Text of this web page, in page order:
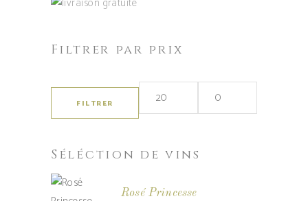
Filtrer par prix
Prix
Prix
FILTRER
Séléction de vins
Rosé Princesse